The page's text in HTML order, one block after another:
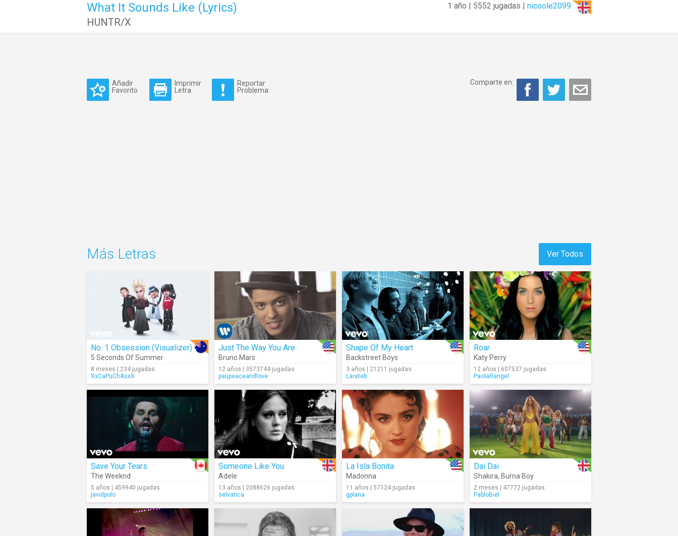
1 año | 5552 jugadas | nicoole2099
What It Sounds Like (Lyrics)
HUNTR/X
Añadir
Favorito
Imprimir
Letra
Reportar
Problema
Comparte en:
Ver Todos
Más Letras
No. 1 Obsession (Visualizer)
5 Seconds Of Summer
8 meses | 234 jugadas
XxCaPuChAsxX
Just The Way You Are
Bruno Mars
12 años | 3573744 jugadas
paupeaceandlove
Shape Of My Heart
Backstreet Boys
3 años | 21211 jugadas
Lareteb
Roar
Katy Perry
12 años | 607537 jugadas
PaolaRangel
Save Your Tears
The Weeknd
5 años | 459940 jugadas
javidpolo
Someone Like You
Adele
13 años | 2088626 jugadas
selvatica
La Isla Bonita
Madonna
11 años | 57124 jugadas
gplana
Dai Dai
Shakira, Burna Boy
2 meses | 47772 jugadas
PabloBiel